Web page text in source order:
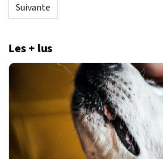
Suivante
Les + lus